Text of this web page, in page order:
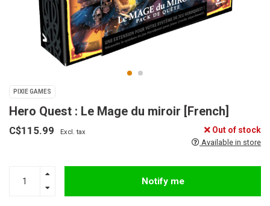
PIXIE GAMES
Hero Quest : Le Mage du miroir [French]
C$115.99 Excl. tax Out of stock
Available in store
Notify me